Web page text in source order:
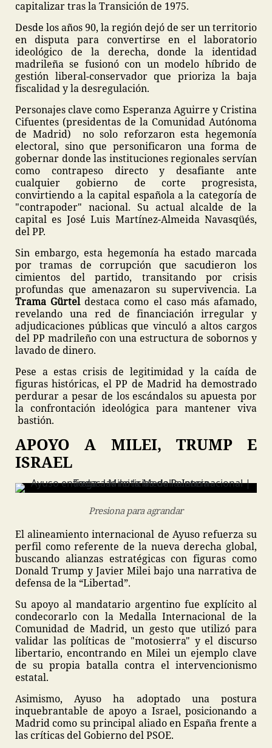
capitalizar tras la Transición de 1975.
Desde los años 90, la región dejó de ser un territorio
en disputa para convertirse en el laboratorio
ideológico de la derecha, donde la identidad
madrileña se fusionó con un modelo híbrido de
gestión liberal-conservador que prioriza la baja
fiscalidad y la desregulación.
Personajes clave como Esperanza Aguirre y Cristina
Cifuentes (presidentas de la Comunidad Autónoma
de Madrid) no solo reforzaron esta hegemonía
electoral, sino que personificaron una forma de
gobernar donde las instituciones regionales servían
como contrapeso directo y desafiante ante
cualquier gobierno de corte progresista,
convirtiendo a la capital española a la categoría de
"contrapoder" nacional. Su actual alcalde de la
capital es José Luis Martínez-Almeida Navasqüés,
del PP.
Sin embargo, esta hegemonía ha estado marcada
por tramas de corrupción que sacudieron los
cimientos del partido, transitando por crisis
profundas que amenazaron su supervivencia. La
Trama Gürteldestaca como el caso más afamado,
revelando una red de financiación irregular y
adjudicaciones públicas que vinculó a altos cargos
del PP madrileño con una estructura de sobornos y
lavado de dinero.
Pese a estas crisis de legitimidad y la caída de
figuras históricas, el PP de Madrid ha demostrado
perdurar a pesar de los escándalos su apuesta por
la confrontación ideológica para mantener viva
bastión.
APOYO A MILEI, TRUMP E
ISRAEL
Presiona para agrandar
El alineamiento internacional de Ayuso refuerza su
perfil como referente de la nueva derecha global,
buscando alianzas estratégicas con figuras como
Donald Trump y Javier Milei bajo una narrativa de
defensa de la “Libertad”.
Su apoyo al mandatario argentino fue explícito al
condecorarlo con la Medalla Internacional de la
Comunidad de Madrid, un gesto que utilizó para
validar las políticas de "motosierra" y el discurso
libertario, encontrando en Milei un ejemplo clave
de su propia batalla contra el intervencionismo
estatal.
Asimismo, Ayuso ha adoptado una postura
inquebrantable de apoyo a Israel, posicionando a
Madrid como su principal aliado en España frente a
las críticas del Gobierno del PSOE.